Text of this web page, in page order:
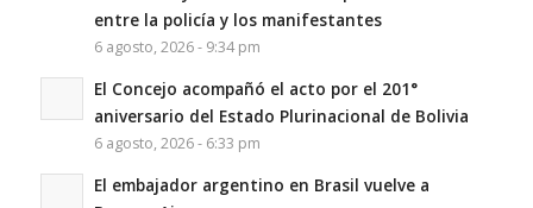
entre la policía y los manifestantes
6 agosto, 2026 - 9:34 pm
El Concejo acompañó el acto por el 201°
aniversario del Estado Plurinacional de Bolivia
6 agosto, 2026 - 6:33 pm
El embajador argentino en Brasil vuelve a